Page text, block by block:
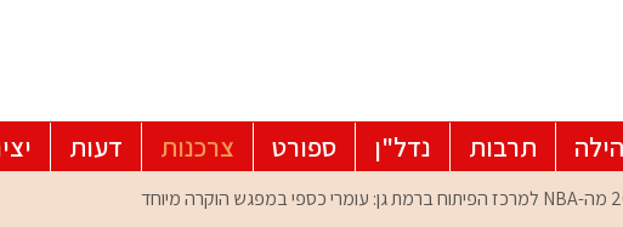
תרבות נדל"ן ספורט צרכנות דעות
מה-NBA למרכז הפיתוח ברמת גן: עומרי כספי במפגש הוקרה מיוחד